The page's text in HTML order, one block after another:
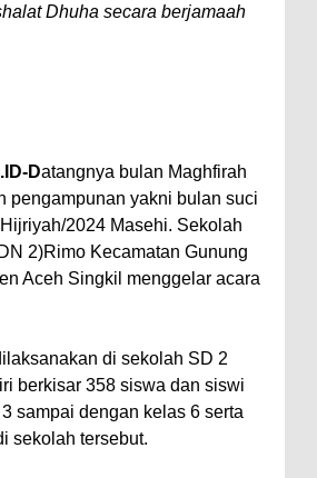
Dhuha secara berjamaah
Datangnya bulan Maghfirah
pengampunan yakni bulan suci
2024 Masehi. Sekolah
2)Rimo Kecamatan Gunung
Aceh Singkil menggelar acara
di sekolah SD 2
berkisar 358 siswa dan siswi
sampai dengan kelas 6 serta
sekolah tersebut.